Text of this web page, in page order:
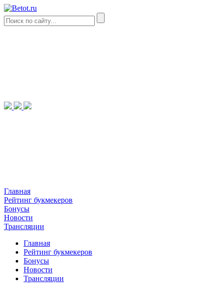
Главная
Рейтинг букмекеров
Бонусы
Новости
Трансляции
Главная
Рейтинг букмекеров
Бонусы
Новости
Трансляции